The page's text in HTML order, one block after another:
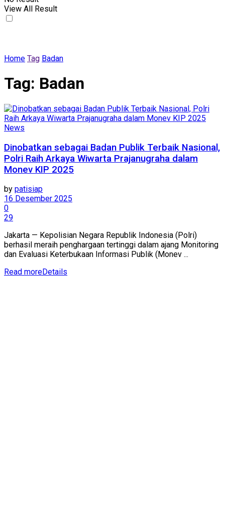
View All Result
Home Tag Badan
Tag: Badan
News
Dinobatkan sebagai Badan Publik Terbaik Nasional,
Polri Raih Arkaya Wiwarta Prajanugraha dalam
Monev KIP 2025
by patisiap
16 Desember 2025
0
29
Jakarta — Kepolisian Negara Republik Indonesia (Polri)
berhasil meraih penghargaan tertinggi dalam ajang Monitoring
dan Evaluasi Keterbukaan Informasi Publik (Monev ...
Read moreDetails